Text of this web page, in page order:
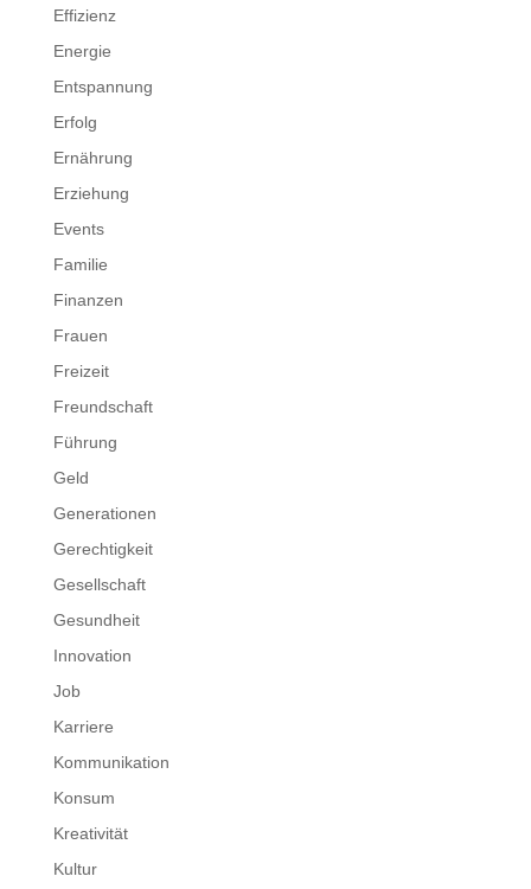
Effizienz
Energie
Entspannung
Erfolg
Ernährung
Erziehung
Events
Familie
Finanzen
Frauen
Freizeit
Freundschaft
Führung
Geld
Generationen
Gerechtigkeit
Gesellschaft
Gesundheit
Innovation
Job
Karriere
Kommunikation
Konsum
Kreativität
Kultur